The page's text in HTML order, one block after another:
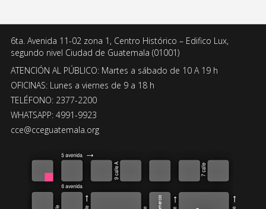
6ta. Avenida 11-02 zona 1, Centro Histórico – Edifico Lux,
segundo nivel Ciudad de Guatemala (01001)
ATENCIÓN AL PÚBLICO: Martes a sábado de 10 A 19 h
OFICINAS: Lunes a viernes de 9 a 18 h
TELÉFONO: 2377-2200
WHATSAPP: 4991-9923
cce@cceguatemala.org